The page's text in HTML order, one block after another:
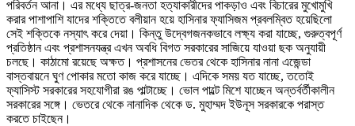
পরিবর্তন আনা। এর মধ্যে ছাত্র-জনতা হত্যাকারীদের পাকড়াও এবং বিচারের মুখোমুখি
করার পাশাপাশি যাদের শক্তিতে বলীয়ান হয়ে হাসিনার ফ্যাসিজম প্রবলম্বিত হয়েছিলো
সেই শক্তিকে নস্যাৎ করে দেয়া। কিন্তু উদ্বেগজনকভাবে লক্ষ্য করা যাচ্ছে, গুরুত্বপূর্ণ
প্রতিষ্ঠান এবং প্রশাসনযন্ত্র এখন অবধি বিগত সরকারের সাজিয়ে যাওয়া ছক অনুযায়ী
চলছে। কাঠামো রয়েছে অক্ষত। প্রশাসনের ভেতর থেকে হাসিনার নানা এজেন্ডা
বাস্তবায়নে ঘুণ পোকার মতো কাজ করে যাচ্ছে। এদিকে সময় যত যাচ্ছে, ততোই
ফ্যাসিস্ট সরকারের সহযোগীরা রঙ পাল্টাচ্ছে। ভোল পাল্টে মিশে যাচ্ছেন অন্তর্বর্তীকালীন
সরকারের সঙ্গে। ভেতরে থেকে নানাদিক থেকে ড. মুহাম্মদ ইউনূস সরকারকে পরাস্ত
করতে চাইছেন।